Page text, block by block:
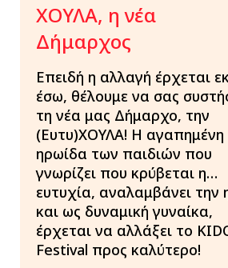
ΧΟΥΛΑ, η νέα
Δήμαρχος
Επειδή η αλλαγή έρχεται
έσω, θέλουμε να σας
τη νέα μας Δήμαρχο, την
(Ευτυ)ΧΟΥΛΑ! Η αγαπημένη
ηρωίδα των παιδιών που
γνωρίζει που κρύβεται η…
ευτυχία, αναλαμβάνει την
και ως δυναμική γυναίκα,
έρχεται να αλλάξει το
Festival προς καλύτερο!